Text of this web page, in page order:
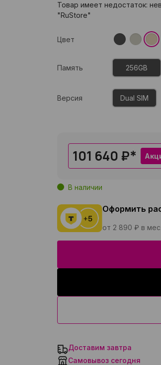
Товар имеет недостаток:
"RuStore"
Цвет
Память 256GB
Версия Dual SIM
101 640 ₽*
В наличии
Оформить
от 2 890 ₽ в
Доставим завтра
Самовывоз сегодня